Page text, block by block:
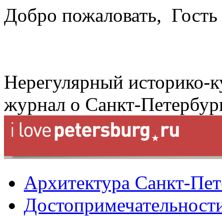
Добро пожаловать, Гость
Нерегулярный историко-
журнал о Санкт-
Архитектура Санкт-